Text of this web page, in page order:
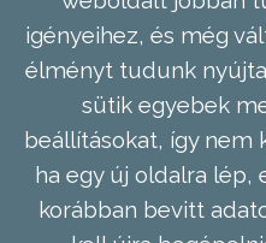
igényeihez, és még
élményt tudunk
sütik egyebek
beállításokat, így nem
ha egy új oldalra lép,
korábban bevitt